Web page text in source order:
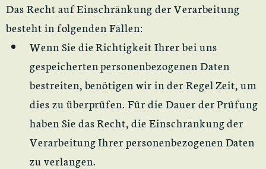
Das Recht auf Einschränkung der Verarbeitung
besteht in folgenden Fällen:
Wenn Sie die Richtigkeit Ihrer bei uns
gespeicherten personenbezogenen Daten
bestreiten, benötigen wir in der Regel Zeit, um
dies zu überprüfen. Für die Dauer der Prüfung
haben Sie das Recht, die Einschränkung der
Verarbeitung Ihrer personenbezogenen Daten
zu verlangen.